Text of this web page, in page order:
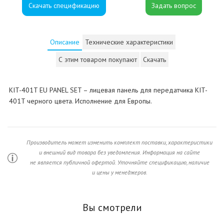
Скачать спецификацию
Описание
Технические характеристики
С этим товаром покупают
Скачать
KIT-401T EU PANEL SET – лицевая панель для передатчика KIT-
401T черного цвета. Исполнение для Европы.
Производитель может изменить комплект поставки, характеристики
и внешний вид товара без уведомления. Информация на сайте
не является публичной офертой. Уточняйте спецификацию, наличие
и цены у менеджеров.
Вы смотрели